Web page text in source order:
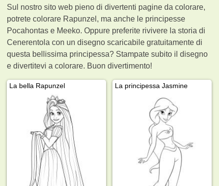
Sul nostro sito web pieno di divertenti pagine da colorare,
potrete colorare Rapunzel, ma anche le principesse
Pocahontas e Meeko. Oppure preferite rivivere la storia di
Cenerentola con un disegno scaricabile gratuitamente di
questa bellissima principessa? Stampate subito il disegno
e divertitevi a colorare. Buon divertimento!
La bella Rapunzel La principessa Jasmine